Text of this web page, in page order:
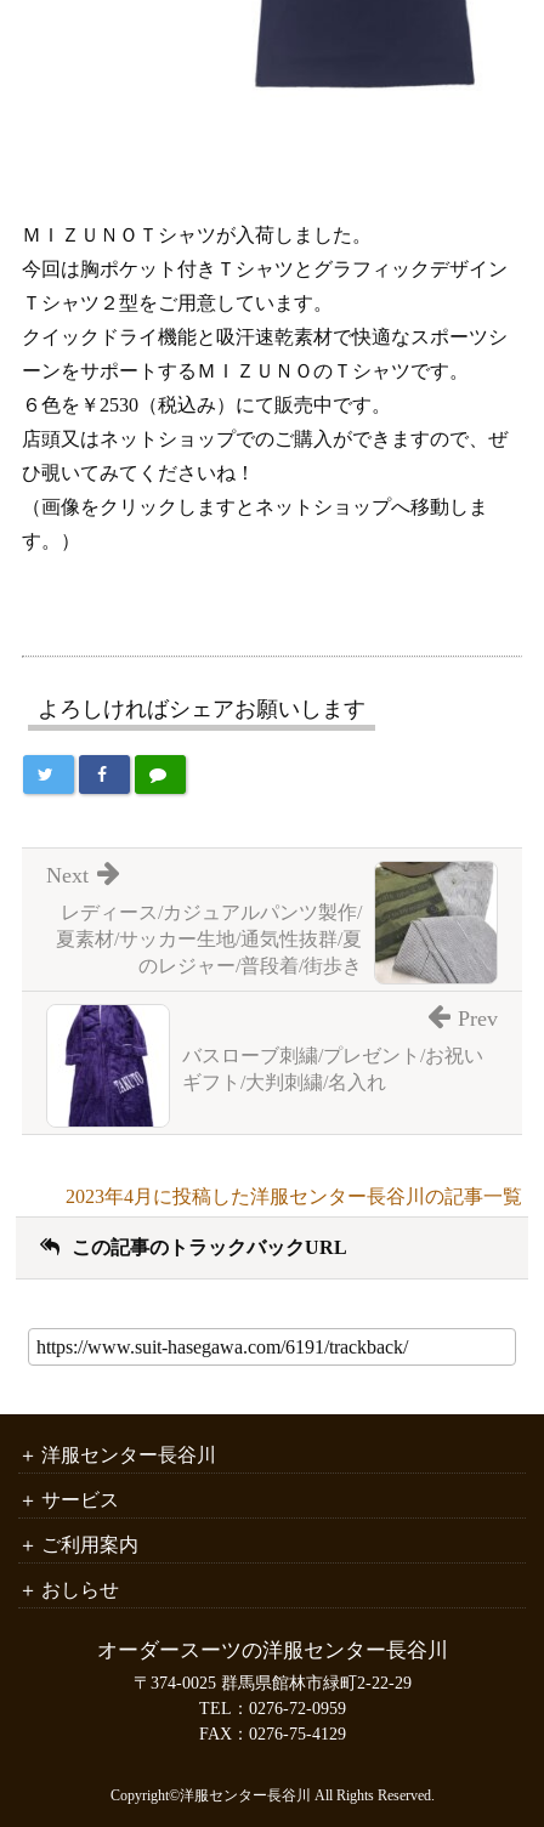
ＭＩＺＵＮＯＴシャツが入荷しました。
今回は胸ポケット付きＴシャツとグラフィックデザイン
Ｔシャツ２型をご用意しています。
クイックドライ機能と吸汗速乾素材で快適なスポーツシ
ーンをサポートするＭＩＺＵＮＯのＴシャツです。
６色を￥2530（税込み）にて販売中です。
店頭又はネットショップでのご購入ができますので、ぜ
ひ覗いてみてくださいね！
（画像をクリックしますとネットショップへ移動しま
す。）
よろしければシェアお願いします
レディース/カジュアルパンツ製作/
夏素材/サッカー生地/通気性抜群/夏
のレジャー/普段着/街歩き
Next
バスローブ刺繍/プレゼント/お祝い
ギフト/大判刺繍/名入れ
Prev
2023年4月に投稿した洋服センター長谷川の記事一覧
この記事のトラックバックURL
洋服センター長谷川
サービス
ご利用案内
おしらせ
オーダースーツの洋服センター長谷川
〒374-0025 群馬県館林市緑町2-22-29
TEL： 0276-72-0959
FAX：0276-75-4129
Copyright©洋服センター長谷川 All Rights Reserved.